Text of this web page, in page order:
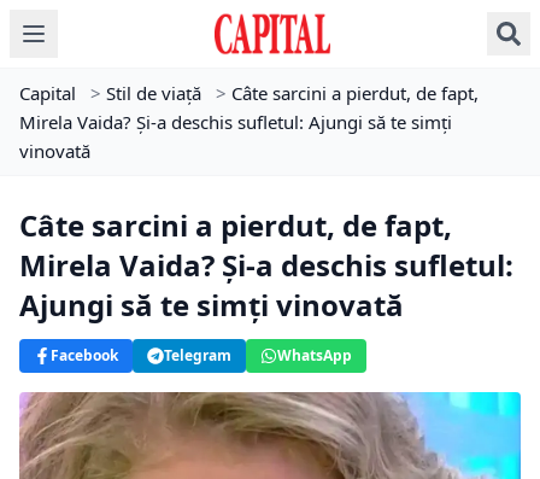
Capital > Stil de viață > Câte sarcini a pierdut, de fapt,
Mirela Vaida? Şi-a deschis sufletul: Ajungi să te simţi
vinovată
Câte sarcini a pierdut, de fapt,
Mirela Vaida? Şi-a deschis sufletul:
Ajungi să te simţi vinovată
Facebook Telegram WhatsApp